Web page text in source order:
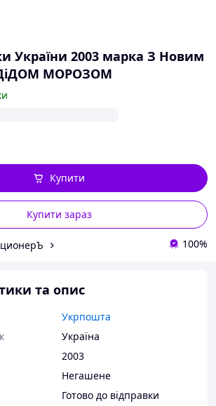
України 2003 марка З Новим
МОРОЗОМ
Купити зараз
Купити
100%
та опис
Укрпошта
Україна
2003
Негашене
Готово до відправки